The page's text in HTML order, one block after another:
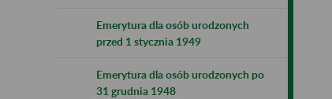
Emerytura dla osób urodzonych
przed 1 stycznia 1949
Emerytura dla osób urodzonych po
31 grudnia 1948